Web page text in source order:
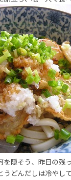
を隠そう、昨日の残
うどんだしは冷やし